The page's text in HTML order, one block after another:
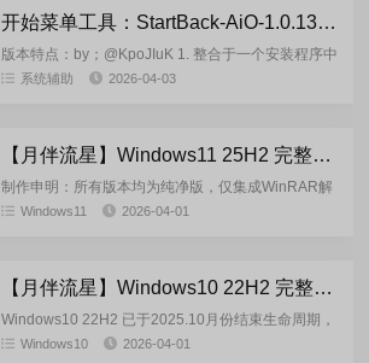
开始菜单工具：StartBack-AiO-1.0.138(Win8+Win10+Win11) 合集
版本特点：by；@KpoJIuK 1. 整合于一个安装程序中
的版本： • StartIsBack：2.1.2（适...
系统辅助 2026-04-03
【月伴流星】Windows11 25H2 完整+适量精简多合一安装版2026.04
制作申明：所有版本均为纯净版，仅集成WinRAR解
压缩和VBCRedist_x86_x64和系统必须的软件和运
Windows11 2026-04-01
【月伴流星】Windows10 22H2 完整+适量精简多合一安装版2026.04
Windows10 22H2 已于2025.10月份结束生命周期，
官方已经停止技术支持，因此本次是最后一次跟进更
Windows10 2026-04-01